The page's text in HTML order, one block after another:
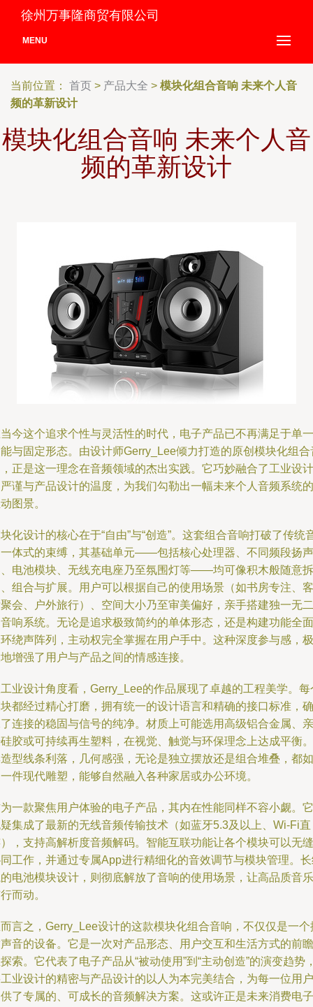
徐州万事隆商贸有限公司
MENU
当前位置： 首页 > 产品大全 > 模块化组合音响 未来个人音
频的革新设计
模块化组合音响 未来个人音
频的革新设计
今这个追求个性与灵活性的时代，电子产品已不再满足于单一
与固定形态。由设计师Gerry_Lee倾力打造的原创模块化组合
正是这一理念在音频领域的杰出实践。它巧妙融合了工业设计
谨与产品设计的温度，为我们勾勒出一幅未来个人音频系统的
图景。
化设计的核心在于“自由”与“创造”。这套组合音响打破了传统
体式的束缚，其基础单元——包括核心处理器、不同频段扬声
电池模块、无线充电座乃至氛围灯等——均可像积木般随意拆
组合与扩展。用户可以根据自己的使用场景（如书房专注、客
会、户外旅行）、空间大小乃至审美偏好，亲手搭建独一无二
响系统。无论是追求极致简约的单体形态，还是构建功能全面
绕声阵列，主动权完全掌握在用户手中。这种深度参与感，极
增强了用户与产品之间的情感连接。
业设计角度看，Gerry_Lee的作品展现了卓越的工程美学。每
都经过精心打磨，拥有统一的设计语言和精确的接口标准，确
连接的稳固与信号的纯净。材质上可能选用高级铝合金属、亲
胶或可持续再生塑料，在视觉、触觉与环保理念上达成平衡。
型线条利落，几何感强，无论是独立摆放还是组合堆叠，都如
件现代雕塑，能够自然融入各种家居或办公环境。
一款聚焦用户体验的电子产品，其内在性能同样不容小觑。它
集成了最新的无线音频传输技术（如蓝牙5.3及以上、Wi-Fi直
，支持高解析度音频解码。智能互联功能让各个模块可以无缝
工作，并通过专属App进行精细化的音效调节与模块管理。
电池模块设计，则彻底解放了音响的使用场景，让高品质音乐
而动。
言之，Gerry_Lee设计的这款模块化组合音响，不仅仅是一个
音的设备。它是一次对产品形态、用户交互和生活方式的前瞻
索。它代表了电子产品从“被动使用”到“主动创造”的演变趋势
业设计的精密与产品设计的以人为本完美结合，为每一位用户
了专属的、可成长的音频解决方案。这或许正是未来消费电子